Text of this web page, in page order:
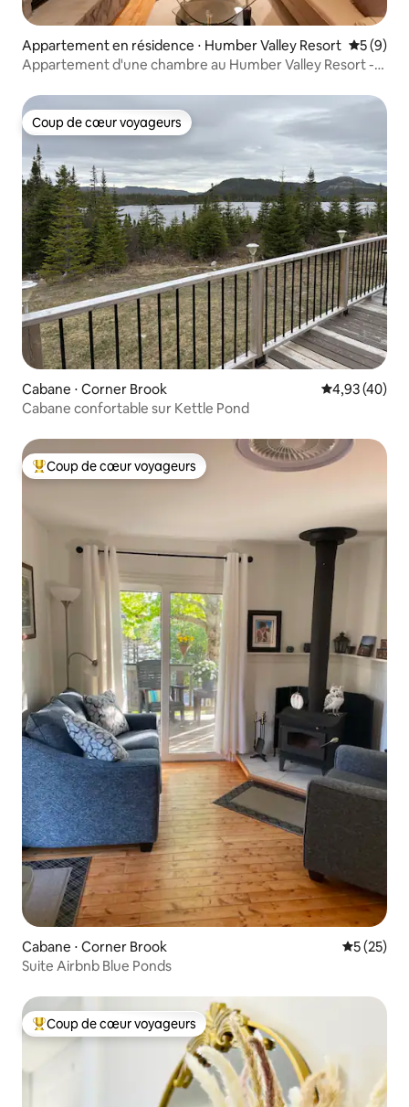
Appartement en résidence ⋅ Humber Valley Resort
5 (9)
Appartement d'une chambre au Humber Valley Resort -
Coup de cœur voyageurs
Coup de cœur voyageurs
Cabane ⋅ Corner Brook Évaluation
4,93 (40)
Cabane confortable sur Kettle Pond
Coups de cœur voyageurs les plus appréciés
Coup de cœur voyageurs
Cabane ⋅ Corner Brook
5 (25)
Suite Airbnb Blue Ponds
Coups de cœur voyageurs les plus appréciés
Coup de cœur voyageurs